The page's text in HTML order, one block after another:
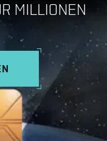
MILLIONEN